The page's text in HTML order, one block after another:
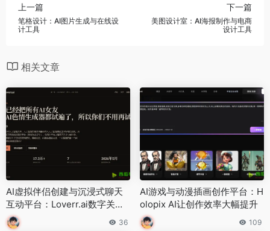
上一篇
笔格设计：AI图片生成与在线设
计工具
下一篇
美图设计室：AI海报制作与电商
设计工具
相关文章
AI虚拟伴侣创建与沉浸式聊天
互动平台：Loverr.ai数字关系
体验工具解析
36
AI游戏与动漫插画创作平台：H
olopix AI让创作效率大幅提升
109